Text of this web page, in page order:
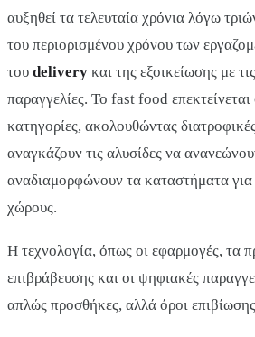
αυξηθεί τα τελευταία χρόνια λόγω
του περιορισμένου χρόνου των
του delivery και της εξοικείωσης με
παραγγελίες. Το fast food επεκτείνεται
κατηγορίες, ακολουθώντας
αναγκάζουν τις αλυσίδες να
αναδιαμορφώνουν τα καταστήματα για
χώρους.
Η τεχνολογία, όπως οι εφαρμογές, τα
επιβράβευσης και οι ψηφιακές
απλώς προσθήκες, αλλά όροι επιβίωσης